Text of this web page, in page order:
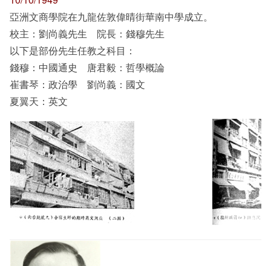
亞洲文商學院在九龍佐敦偉晴街華南中學成立。
校主：劉尚義先生 院長：錢穆先生
以下是部份先生任教之科目：
錢穆：中國通史 唐君毅：哲學概論
崔書琴：政治學 劉尚義：國文
夏翼天：英文